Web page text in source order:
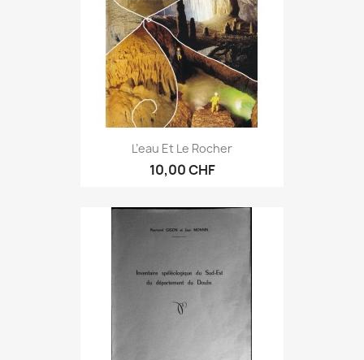
L’eau Et Le Rocher
10,00 CHF